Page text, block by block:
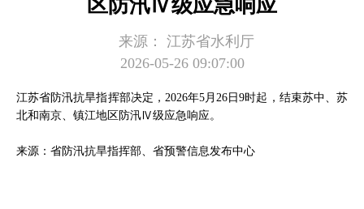
来源：
江苏省水利厅
2026-05-26 09:07:00
江苏省防汛抗旱指挥部决定，2026年5月26日9时起，结束苏中、苏
北和南京、镇江地区防汛Ⅳ级应急响应。
来源：省防汛抗旱指挥部、省预警信息发布中心